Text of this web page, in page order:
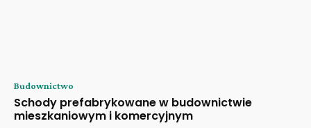
Budownictwo
Schody prefabrykowane w budownictwie
mieszkaniowym i komercyjnym